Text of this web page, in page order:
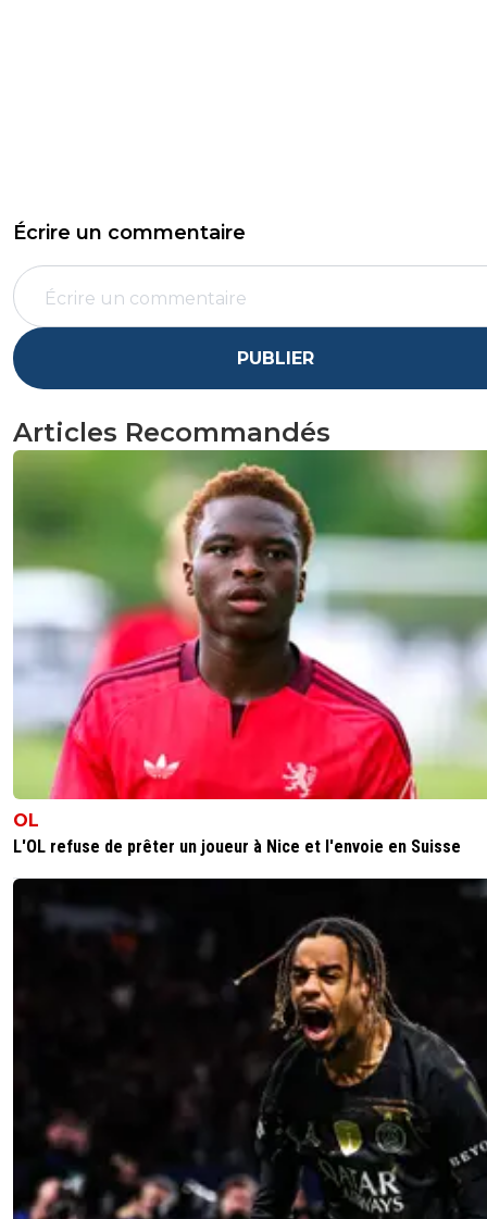
Écrire un commentaire
PUBLIER
Articles Recommandés
OL
L'OL refuse de prêter un joueur à Nice et l'envoie en Suisse